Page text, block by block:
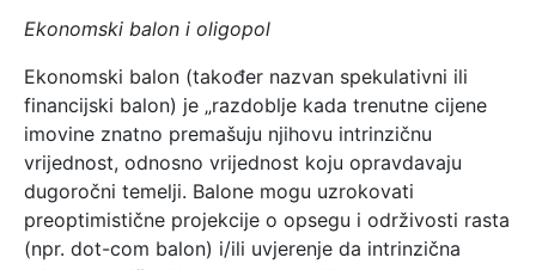
Ekonomski balon i oligopol
Ekonomski balon (također nazvan spekulativni ili
financijski balon) je „razdoblje kada trenutne cijene
imovine znatno premašuju njihovu intrinzičnu
vrijednost, odnosno vrijednost koju opravdavaju
dugoročni temelji. Balone mogu uzrokovati
preoptimistične projekcije o opsegu i održivosti rasta
(npr. dot-com balon) i/ili uvjerenje da intrinzična